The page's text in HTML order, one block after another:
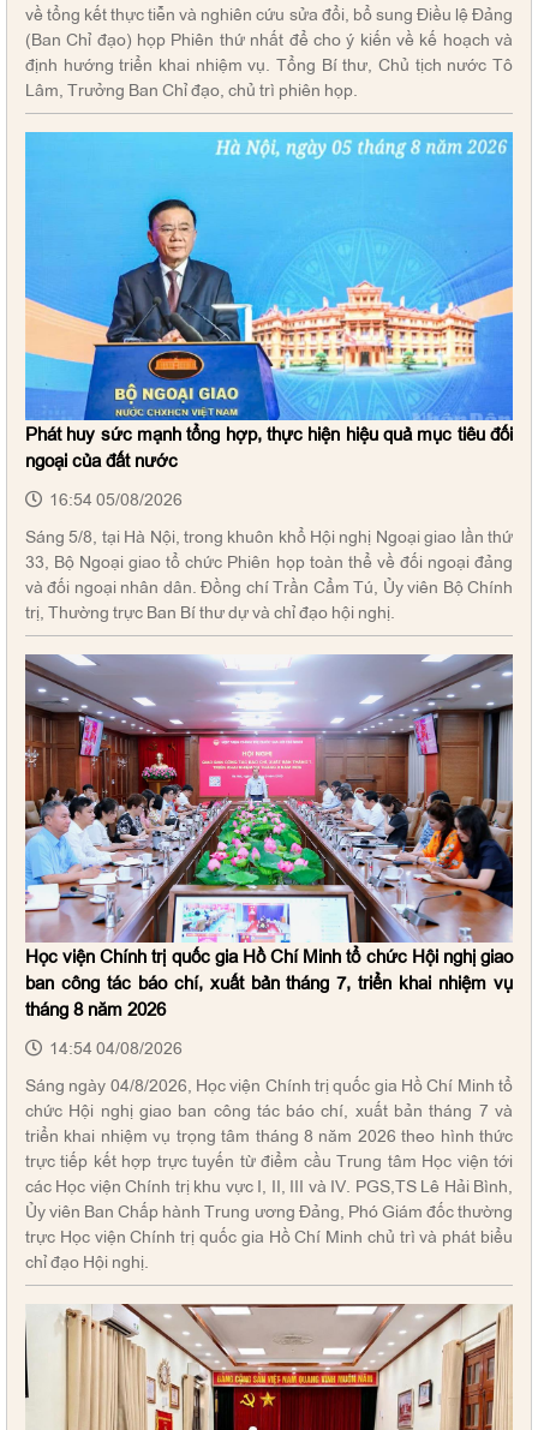
về tổng kết thực tiễn và nghiên cứu sửa đổi, bổ sung Điều lệ Đảng
(Ban Chỉ đạo) họp Phiên thứ nhất để cho ý kiến về kế hoạch và
định hướng triển khai nhiệm vụ. Tổng Bí thư, Chủ tịch nước Tô
Lâm, Trưởng Ban Chỉ đạo, chủ trì phiên họp.
Phát huy sức mạnh tổng hợp, thực hiện hiệu quả mục tiêu đối
ngoại của đất nước
16:54 05/08/2026
Sáng 5/8, tại Hà Nội, trong khuôn khổ Hội nghị Ngoại giao lần thứ
33, Bộ Ngoại giao tổ chức Phiên họp toàn thể về đối ngoại đảng
và đối ngoại nhân dân. Đồng chí Trần Cẩm Tú, Ủy viên Bộ Chính
trị, Thường trực Ban Bí thư dự và chỉ đạo hội nghị.
Học viện Chính trị quốc gia Hồ Chí Minh tổ chức Hội nghị giao
ban công tác báo chí, xuất bản tháng 7, triển khai nhiệm vụ
tháng 8 năm 2026
14:54 04/08/2026
Sáng ngày 04/8/2026, Học viện Chính trị quốc gia Hồ Chí Minh tổ
chức Hội nghị giao ban công tác báo chí, xuất bản tháng 7 và
triển khai nhiệm vụ trọng tâm tháng 8 năm 2026 theo hình thức
trực tiếp kết hợp trực tuyến từ điểm cầu Trung tâm Học viện tới
các Học viện Chính trị khu vực I, II, III và IV. PGS,TS Lê Hải Bình,
Ủy viên Ban Chấp hành Trung ương Đảng, Phó Giám đốc thường
trực Học viện Chính trị quốc gia Hồ Chí Minh chủ trì và phát biểu
chỉ đạo Hội nghị.